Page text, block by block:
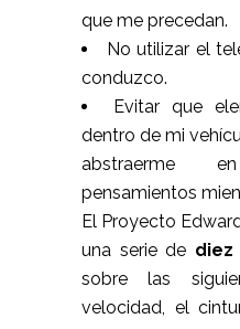
que me precedan.
No utilizar el
conduzco.
Evitar que
dentro de mi
abstraerme
pensamientos
El Proyecto
una serie de diez
sobre las
velocidad, el